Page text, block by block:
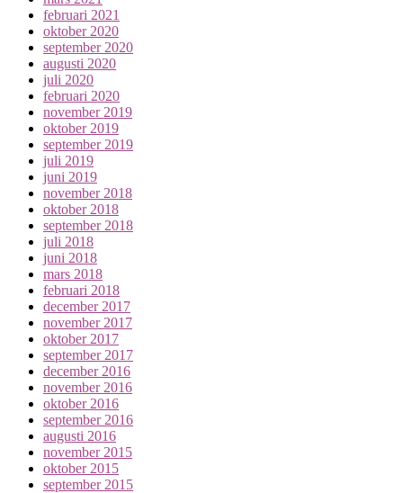
februari 2021
oktober 2020
september 2020
augusti 2020
juli 2020
februari 2020
november 2019
oktober 2019
september 2019
juli 2019
juni 2019
november 2018
oktober 2018
september 2018
juli 2018
juni 2018
mars 2018
februari 2018
december 2017
november 2017
oktober 2017
september 2017
december 2016
november 2016
oktober 2016
september 2016
augusti 2016
november 2015
oktober 2015
september 2015